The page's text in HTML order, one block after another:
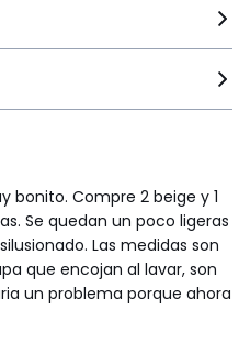
bonito. Compre 2 beige y 1
Se quedan un poco ligeras
Las medidas son
que encojan al lavar, son
un problema porque ahora